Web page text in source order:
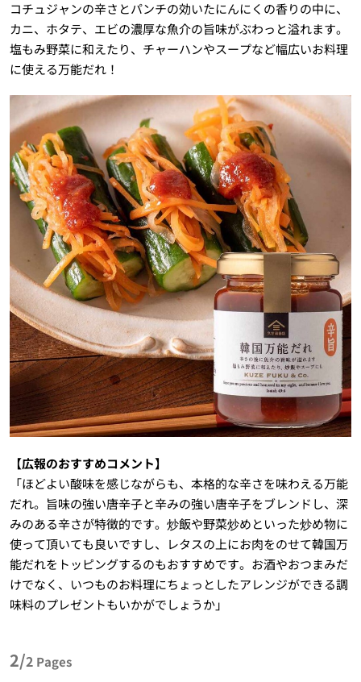
コチュジャンの辛さとパンチの効いたにんにくの香りの中に、
カニ、ホタテ、エビの濃厚な魚介の旨味がぶわっと溢れます。
塩もみ野菜に和えたり、チャーハンやスープなど幅広いお料理
に使える万能だれ！
【広報のおすすめコメント】
「ほどよい酸味を感じながらも、本格的な辛さを味わえる万能
だれ。旨味の強い唐辛子と辛みの強い唐辛子をブレンドし、深
みのある辛さが特徴的です。炒飯や野菜炒めといった炒め物に
使って頂いても良いですし、レタスの上にお肉をのせて韓国万
能だれをトッピングするのもおすすめです。お酒やおつまみだ
けでなく、いつものお料理にちょっとしたアレンジができる調
味料のプレゼントもいかがでしょうか」
2/2 Pages